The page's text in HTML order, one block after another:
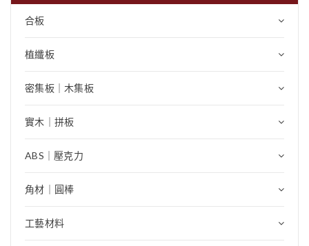
合板
植纖板
密集板｜木集板
實木｜拼板
ABS｜壓克力
角材｜圓棒
工藝材料